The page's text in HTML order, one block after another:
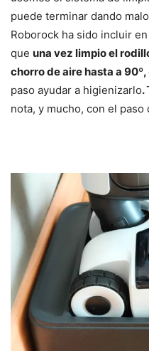
puede terminar dando
Roborock ha sido incluir
que una vez limpio el
chorro de aire hasta a 90º,
paso ayudar a higienizarlo.
nota, y mucho, con el paso